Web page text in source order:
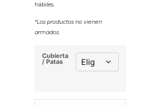
hábiles.
*Los productos no vienen
armados.
Cubierta
/ Patas